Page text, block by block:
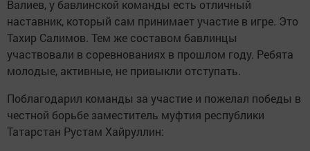
Валиев, у бавлинской команды есть отличный
наставник, который сам принимает участие в игре. Это
Тахир Салимов. Тем же составом бавлинцы
участвовали в соревнованиях в прошлом году. Ребята
молодые, активные, не привыкли отступать.
Поблагодарил команды за участие и пожелал победы в
честной борьбе заместитель муфтия республики
Татарстан Рустам Хайруллин: